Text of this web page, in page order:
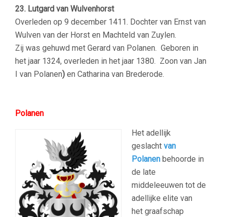
23. Lutgard van Wulvenhorst
Overleden op 9 december 1411. Dochter van Ernst van
Wulven van der Horst en Machteld van Zuylen.
Zij was gehuwd met Gerard van Polanen. Geboren in
het jaar 1324, overleden in het jaar 1380. Zoon van Jan
I van Polanen) en Catharina van Brederode.
Polanen
Het adellijk
geslacht van
Polanen behoorde in
de late
middeleeuwen tot de
adellijke elite van
het graafschap